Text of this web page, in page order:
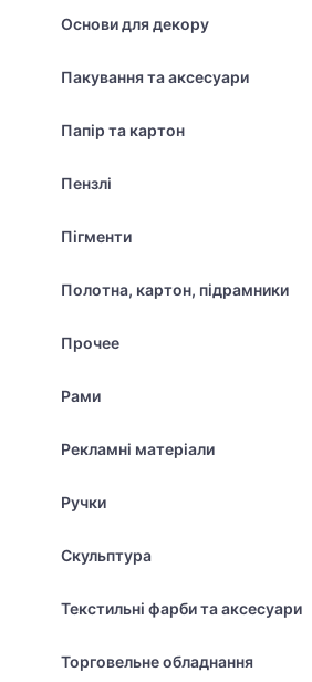
Основи для декору
Пакування та аксесуари
Папір та картон
Пензлі
Пігменти
Полотна, картон, підрамники
Прочее
Рами
Рекламні матеріали
Ручки
Скульптура
Текстильні фарби та аксесуари
Торговельне обладнання